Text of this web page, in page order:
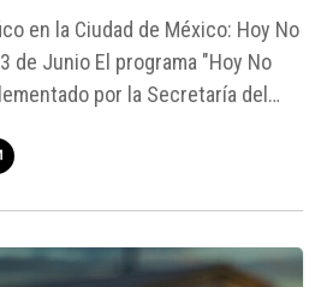
en la Ciudad de México: Hoy No
de Junio El programa "Hoy No
por la Secretaría del
en el Valle de México